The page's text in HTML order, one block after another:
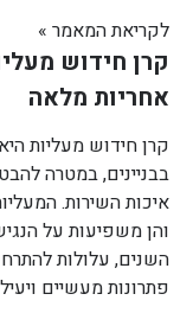
לקריאת המאמר »
קרן חידוש
אחריות מלאה
קרן חידוש מעליות
בבניינים, במטרה
איכות השירות.
והן משפיעות על
השנים, עלולות
פתרונות מעשיים